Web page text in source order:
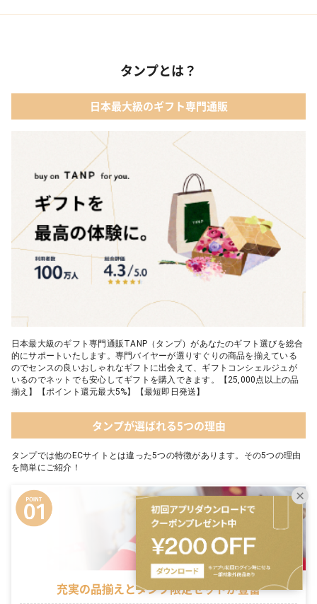
タンプとは？
日本最大級のギフト専門通販
日本最大級のギフト専門通販TANP（タンプ）があなたのギフト選びを総合
的にサポートいたします。専門バイヤーが選りすぐりの商品を揃えている
のでセンスの良いおしゃれなギフトに出会えて、ギフトコンシェルジュが
いるのでネットでも安心してギフトを購入できます。【25,000点以上の品
揃え】【ポイント還元最大5%】【最短即日発送】
タンプが選ばれる5つの理由
タンプでは他のECサイトとは違った5つの特徴があります。その5つの理由
を簡単にご紹介！
充実の品揃えとタンプ限定セットが豊富